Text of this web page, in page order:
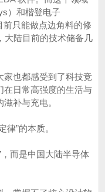
）和楷登电子
前只能做点边角料的修
大陆目前的技术储备几
家也都感受到了科技竞
在日常高强度的生活与
补与充电。
”的本质。
而是中国大陆半导体